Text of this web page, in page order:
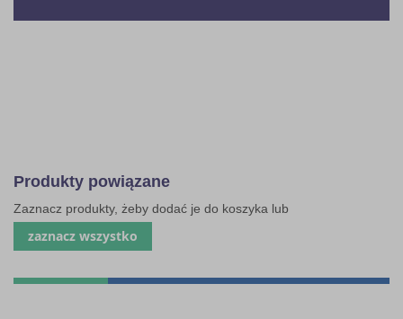
Produkty powiązane
Zaznacz produkty, żeby dodać je do koszyka lub
zaznacz wszystko